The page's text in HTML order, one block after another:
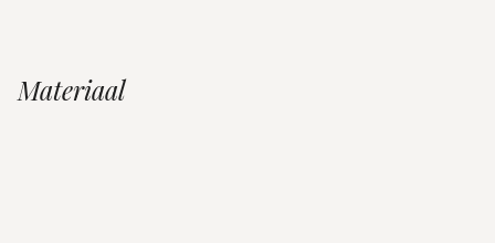
Materiaal